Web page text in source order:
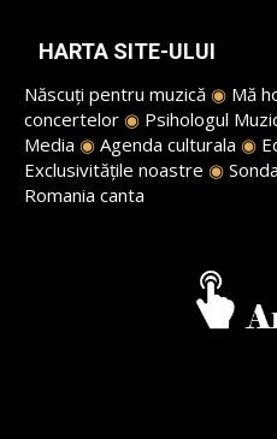
HARTA SITE-ULUI
Născuți pentru muzică ◉ Mă
concertelor ◉ Psihologul
Media ◉ Agenda culturala ◉
Exclusivitățile noastre ◉
Romania canta